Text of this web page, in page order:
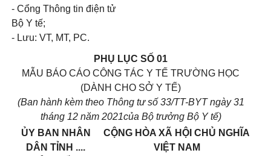
- Cổng Thông tin điện tử
Bộ Y tế;
- Lưu: VT, MT, PC.
PHỤ LỤC SỐ 01
MẪU BÁO CÁO CÔNG TÁC Y TẾ TRƯỜNG HỌC
(DÀNH CHO SỞ Y TẾ)
(Ban hành kèm theo Thông tư số 33/TT-BYT ngày 31
tháng 12 năm 2021của Bộ trưởng Bộ Y tế)
ỦY BAN NHÂN
DÂN TỈNH ....
CỘNG HÒA XÃ HỘI CHỦ NGHĨA
VIỆT NAM